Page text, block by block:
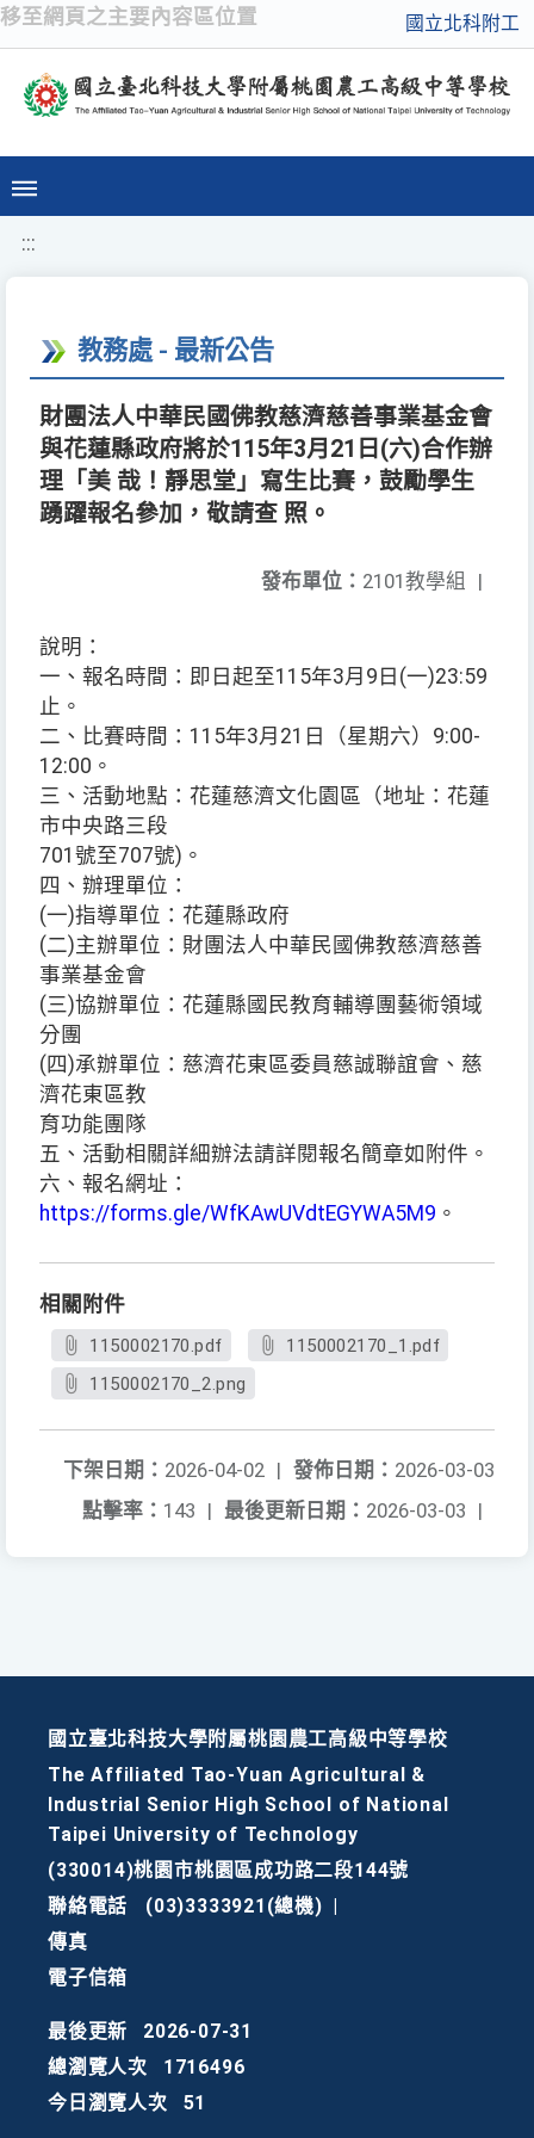
移至網頁之主要內容區位置 國立北科附工
:::
教務處 - 最新公告
財團法人中華民國佛教慈濟慈善事業基金會
與花蓮縣政府將於115年3月21日(六)合作辦
理「美 哉！靜思堂」寫生比賽，鼓勵學生
踴躍報名參加，敬請查 照。
發布單位： 2101教學組 |
說明：
一、報名時間：即日起至115年3月9日(一)23:59
止。
二、比賽時間：115年3月21日（星期六）9:00-
12:00。
三、活動地點：花蓮慈濟文化園區（地址：花蓮
市中央路三段
701號至707號)。
四、辦理單位：
(一)指導單位：花蓮縣政府
(二)主辦單位：財團法人中華民國佛教慈濟慈善
事業基金會
(三)協辦單位：花蓮縣國民教育輔導團藝術領域
分團
(四)承辦單位：慈濟花東區委員慈誠聯誼會、慈
濟花東區教
育功能團隊
五、活動相關詳細辦法請詳閱報名簡章如附件。
六、報名網址：
https://forms.gle/WfKAwUVdtEGYWA5M9 。
相關附件
1150002170.pdf
1150002170_1.pdf
1150002170_2.png
發佈日期： 2026-03-03
下架日期： 2026-04-02 |
最後更新日期： 2026-03-03 |
點擊率： 143 |
國立臺北科技大學附屬桃園農工高級中等學校
The Affiliated Tao-Yuan Agricultural &
Industrial Senior High School of National
Taipei University of Technology
(330014)桃園市桃園區成功路二段144號
聯絡電話
(03)3333921(總機)
傳真
電子信箱
最後更新
2026-07-31
總瀏覽人次
1716496
今日瀏覽人次
51